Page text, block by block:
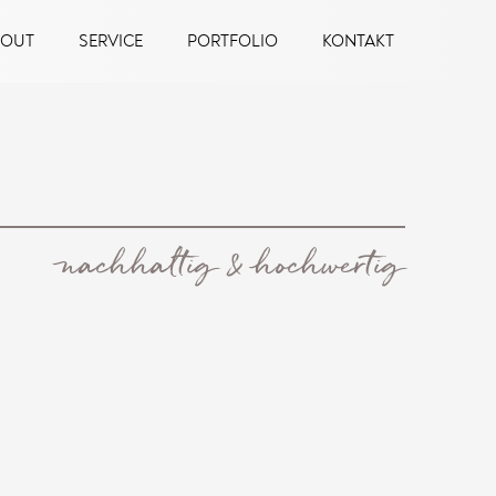
SERVICE PORTFOLIO KONTAKT
nachhaltig & hochwertig